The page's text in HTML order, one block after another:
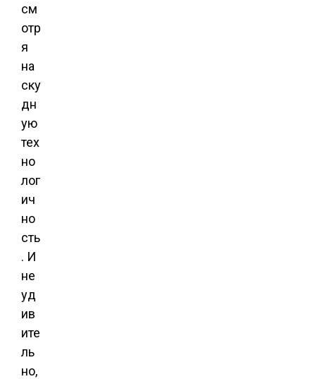
см
отр
я
на
ску
дн
ую
тех
но
лог
ич
но
сть
. И
не
уд
ив
ите
ль
но,